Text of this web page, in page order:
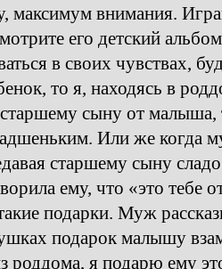
максимум внимания.
его детский
в своих чувствах,
то я, находясь в
старшему сыну от
Или же когда
старшему сыну
ему, что «это тебе
подарки. Муж
подарок малышу
роддома, я подарю ему